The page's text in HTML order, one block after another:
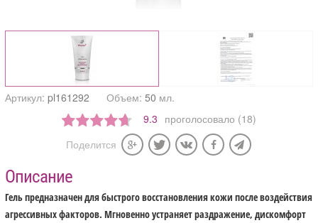
Артикул:pl161292 Объем:50 мл.
9.3 проголосовало (18)
Поделится
Описание
Гель предназначен для быстрого восстановления кожи после воздействия
агрессивных факторов. Мгновенно устраняет раздражение, дискомфорт